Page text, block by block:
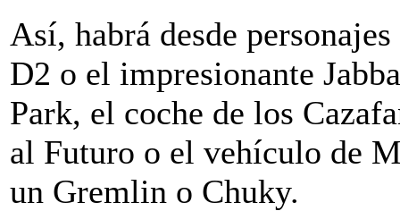
Así, habrá desde
D2 o el impresionante
Park, el coche de los
al Futuro o el vehículo de
un Gremlin o Chuky.